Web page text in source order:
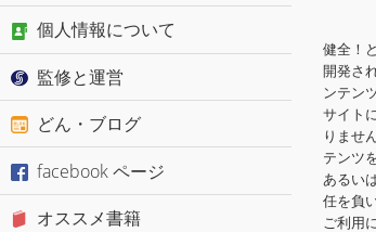
健全！
開発さ
ンテン
サイト
りませ
テンツ
あるい
任を負
ご利用
個人情報について
監修と運営
どん・ブログ
facebook ページ
オススメ書籍